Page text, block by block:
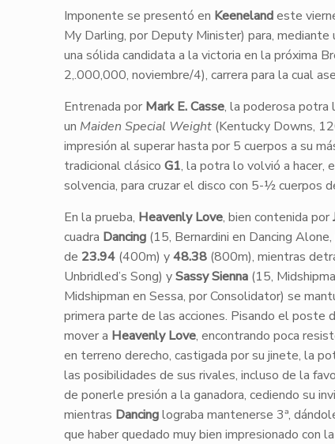
Imponente se presentó en Keenelandeste
My Darling, por Deputy Minister) para,
una sólida candidata a la victoria en la próxima
2,.000,000, noviembre/4), carrera para la cual
Entrenada por Mark E. Casse, la poderosa potra
un Maiden Special Weight(Kentucky Downs,
impresión al superar hasta por 5 cuerpos a su
tradicional clásico G1, la potra lo volvió a hacer,
solvencia, para cruzar el disco con 5-½ cuerpos
En la prueba, Heavenly Love, bien contenida por
cuadra Dancing(15, Bernardini en Dancing
de 23.94(400m) y48.38(800m), mientras
Unbridled’s Song) ySassy Sienna(15,
Midshipman en Sessa, por Consolidator) se
primera parte de las acciones. Pisando el poste
mover a Heavenly Love, encontrando poca
en terreno derecho, castigada por su jinete, la
las posibilidades de sus rivales, incluso de la
de ponerle presión a la ganadora, cediendo su
mientras Dancinglograba mantenerse 3ª,
que haber quedado muy bien impresionado con